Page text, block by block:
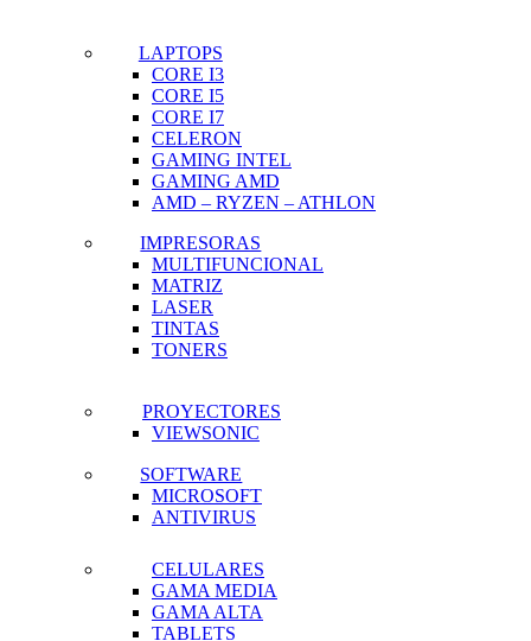
LAPTOPS
CORE I3
CORE I5
CORE I7
CELERON
GAMING INTEL
GAMING AMD
AMD – RYZEN – ATHLON
IMPRESORAS
MULTIFUNCIONAL
MATRIZ
LASER
TINTAS
TONERS
PROYECTORES
VIEWSONIC
SOFTWARE
MICROSOFT
ANTIVIRUS
CELULARES
GAMA MEDIA
GAMA ALTA
TABLETS